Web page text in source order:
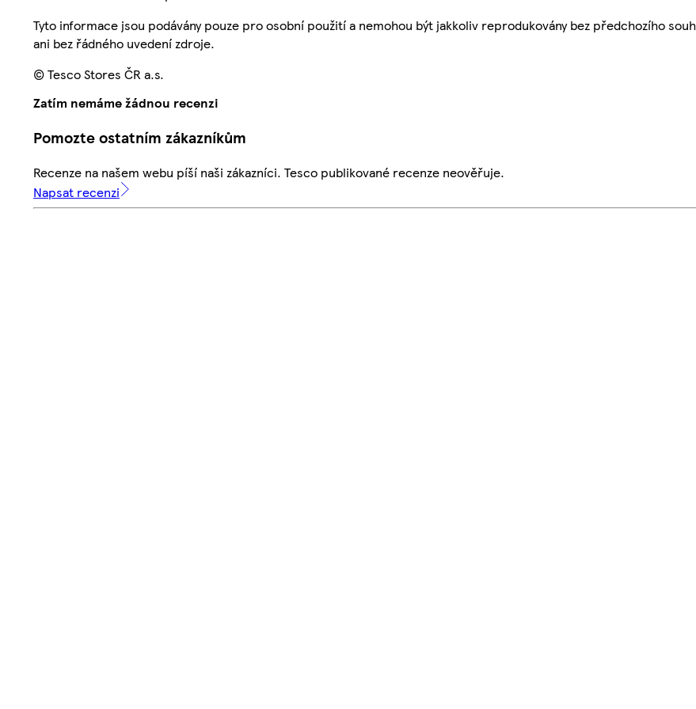
Tyto informace jsou podávány pouze pro osobní použití a nemohou být jakkoliv reprodukovány bez předchozího
ani bez řádného uvedení zdroje.
© Tesco Stores ČR a.s.
Zatím nemáme žádnou recenzi
Pomozte ostatním zákazníkům
Recenze na našem webu píší naši zákazníci. Tesco publikované recenze neověřuje.
Napsat recenzi